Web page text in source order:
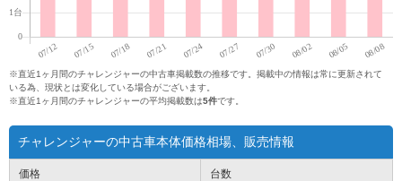
※直近1ヶ月間のチャレンジャーの中古車掲載数の推移です。掲載中の情報は常に更新されて
いる為、現状とは変化している場合がございます。
※直近1ヶ月間のチャレンジャーの平均掲載数は5件です。
チャレンジャーの中古車本体価格相場、販売情報
価格 台数